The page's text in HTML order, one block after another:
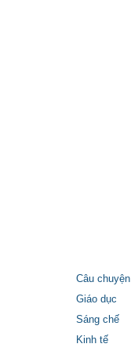
Câu chuyện
Giáo dục
Sáng chế
Kinh tế